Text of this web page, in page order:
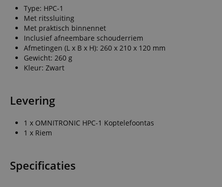
Type: HPC-1
Met ritssluiting
Met praktisch binnennet
Inclusief afneembare schouderriem
Afmetingen (L x B x H): 260 x 210 x 120 mm
Gewicht: 260 g
Kleur: Zwart
Levering
1 x OMNITRONIC HPC-1 Koptelefoontas
1 x Riem
Specificaties